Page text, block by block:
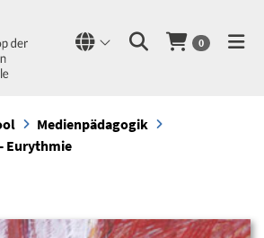
0
Medienpädagogik
Eurythmie